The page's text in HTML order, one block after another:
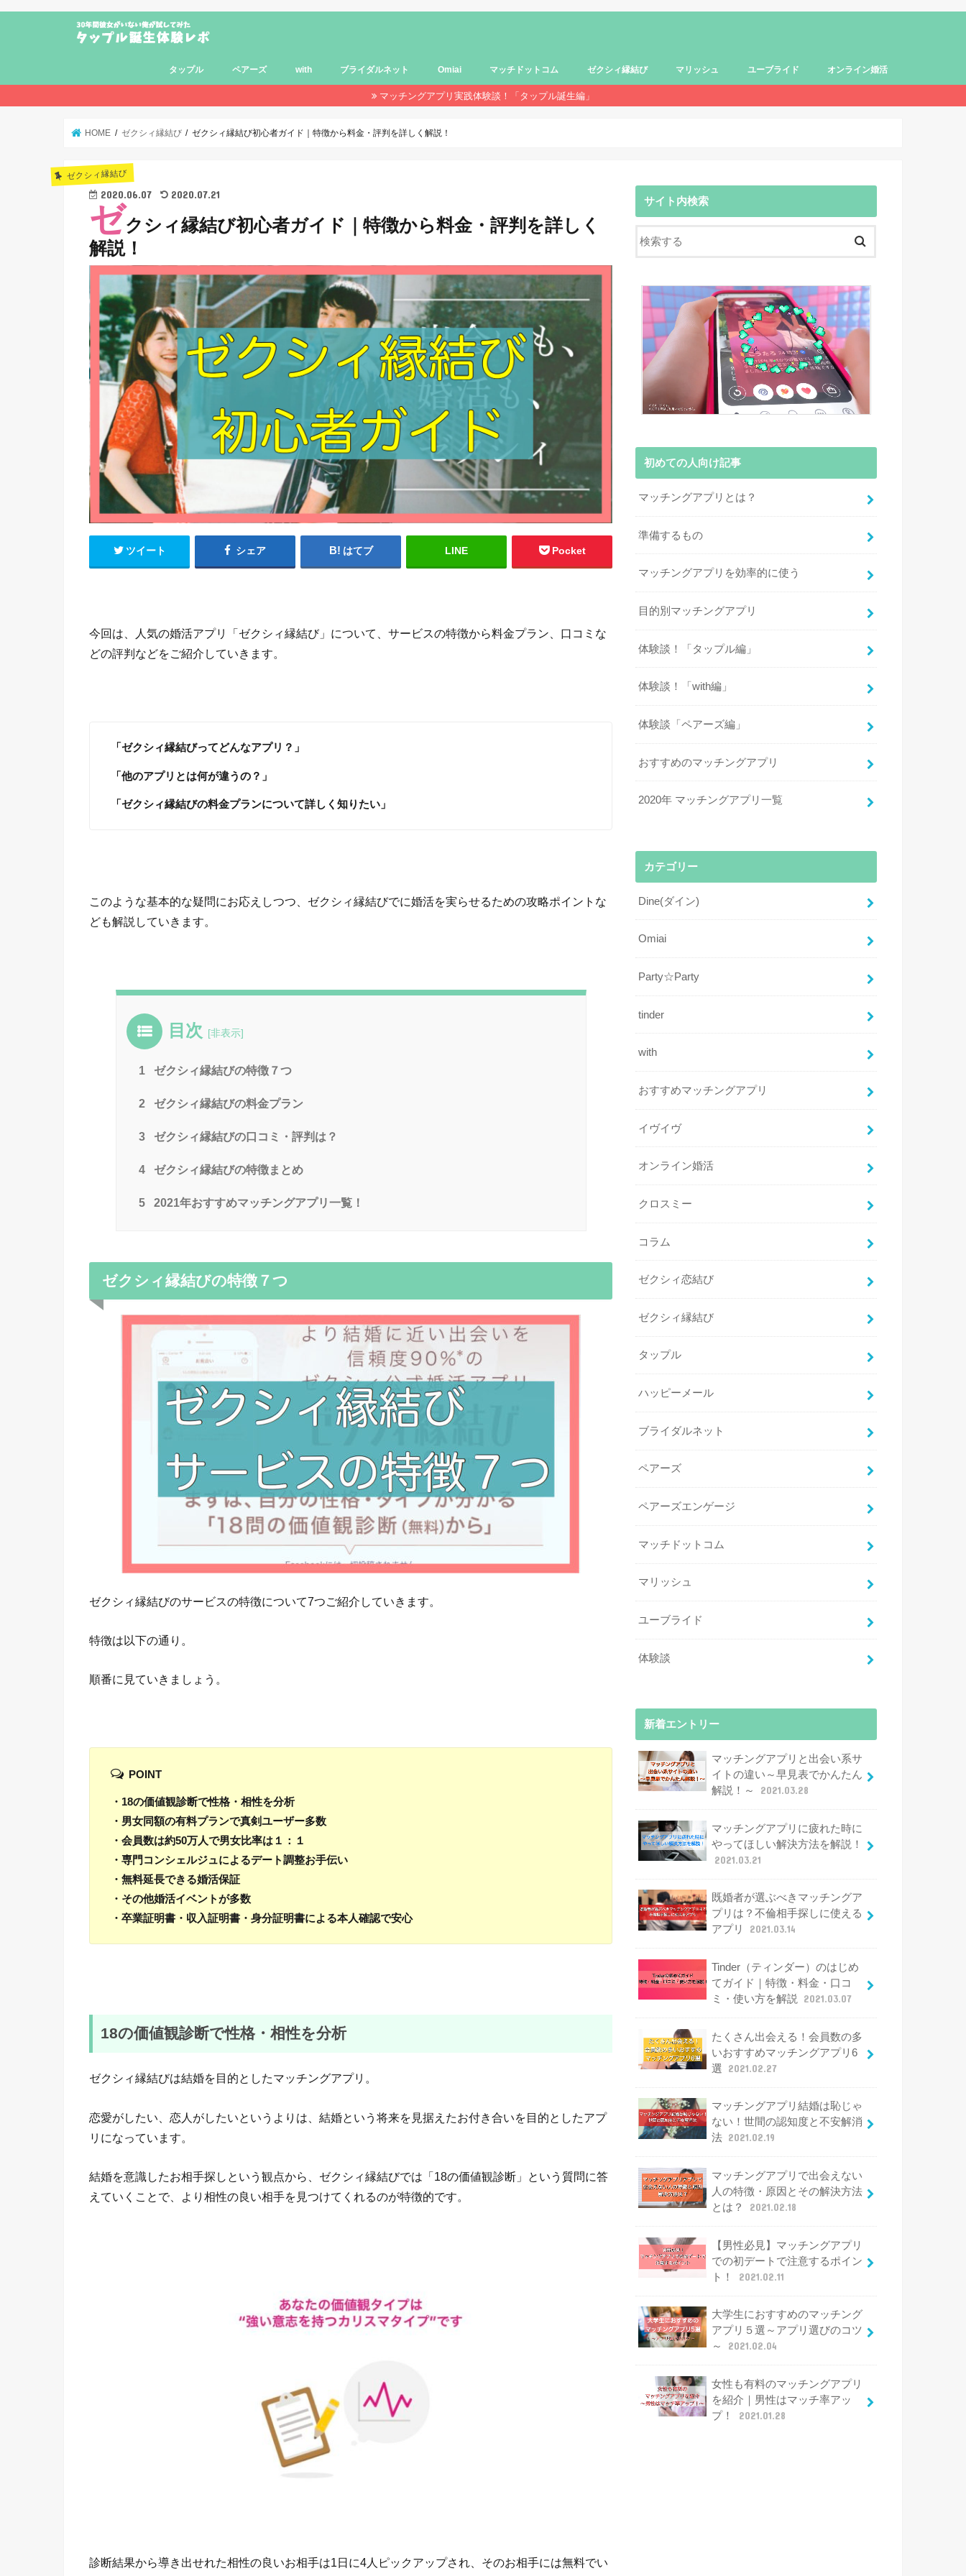
タップル ペアーズ with ブライダルネット Omiai マッチドットコム ゼクシィ縁結び マリッシュ ユーブライド オンライン婚活
マッチングアプリ実践体験談！「タップル誕生編」
HOME ゼクシィ縁結び ゼクシィ縁結び初心者ガイド｜特徴から料金・評判を詳しく解説！
ゼクシィ縁結び
2020.06.07 2020.07.21
ゼクシィ縁結び初心者ガイド｜特徴から料金・評判を詳しく
解説！
ツイート シェア はてブ LINE Pocket
今回は、人気の婚活アプリ「ゼクシィ縁結び」について、サービスの特徴から料金プラン、口コミな
どの評判などをご紹介していきます。
「ゼクシィ縁結びってどんなアプリ？」
「他のアプリとは何が違うの？」
「ゼクシィ縁結びの料金プランについて詳しく知りたい」
このような基本的な疑問にお応えしつつ、ゼクシィ縁結びでに婚活を実らせるための攻略ポイントな
ども解説していきます。
目次 [非表示]
1 ゼクシィ縁結びの特徴７つ
2 ゼクシィ縁結びの料金プラン
3 ゼクシィ縁結びの口コミ・評判は？
4 ゼクシィ縁結びの特徴まとめ
5 2021年おすすめマッチングアプリ一覧！
ゼクシィ縁結びの特徴７つ
ゼクシィ縁結びのサービスの特徴について7つご紹介していきます。
特徴は以下の通り。
順番に見ていきましょう。
POINT
・18の価値観診断で性格・相性を分析
・男女同額の有料プランで真剣ユーザー多数
・会員数は約50万人で男女比率は１：１
・専門コンシェルジュによるデート調整お手伝い
・無料延長できる婚活保証
・その他婚活イベントが多数
・卒業証明書・収入証明書・身分証明書による本人確認で安心
18の価値観診断で性格・相性を分析
ゼクシィ縁結びは結婚を目的としたマッチングアプリ。
恋愛がしたい、恋人がしたいというよりは、結婚という将来を見据えたお付き合いを目的としたアプ
リになっています。
結婚を意識したお相手探しという観点から、ゼクシィ縁結びでは「18の価値観診断」という質問に答
えていくことで、より相性の良い相手を見つけてくれるのが特徴的です。
診断結果から導き出せれた相性の良いお相手は1日に4人ピックアップされ、そのお相手には無料でい
サイト内検索
初めての人向け記事
マッチングアプリとは？
準備するもの
マッチングアプリを効率的に使う
目的別マッチングアプリ
体験談！「タップル編」
体験談！「with編」
体験談「ペアーズ編」
おすすめのマッチングアプリ
2020年 マッチングアプリ一覧
カテゴリー
Dine(ダイン)
Omiai
Party☆Party
tinder
with
おすすめマッチングアプリ
イヴイヴ
オンライン婚活
クロスミー
コラム
ゼクシィ恋結び
ゼクシィ縁結び
タップル
ハッピーメール
ブライダルネット
ペアーズ
ペアーズエンゲージ
マッチドットコム
マリッシュ
ユーブライド
体験談
新着エントリー
マッチングアプリと出会い系サ
イトの違い～早見表でかんたん
解説！～
2021.03.28
マッチングアプリに疲れた時に
やってほしい解決方法を解説！
2021.03.21
既婚者が選ぶべきマッチングア
プリは？不倫相手探しに使える
アプリ
2021.03.14
Tinder（ティンダー）のはじめ
てガイド｜特徴・料金・口コ
ミ・使い方を解説
2021.03.07
たくさん出会える！会員数の多
いおすすめマッチングアプリ6
選
2021.02.27
マッチングアプリ結婚は恥じゃ
ない！世間の認知度と不安解消
法 2021.02.19
マッチングアプリで出会えない
人の特徴・原因とその解決方法
とは？
2021.02.18
【男性必見】マッチングアプリ
での初デートで注意するポイン
ト！
2021.02.11
大学生におすすめのマッチング
アプリ５選～アプリ選びのコツ
～
2021.02.04
女性も有料のマッチングアプリ
を紹介｜男性はマッチ率アッ
プ！
2021.01.28